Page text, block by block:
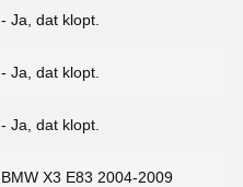
- Ja, dat klopt.
- Ja, dat klopt.
- Ja, dat klopt.
BMW X3 E83 2004-2009